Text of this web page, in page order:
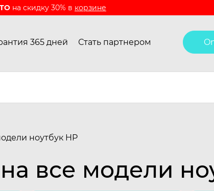
на скидку 30% в корзине
365 дней Стать партнером
ноутбук HP
все модели